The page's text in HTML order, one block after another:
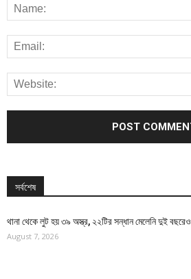
সর্বশেষ
থানা থেকে লুট হয় ৩৯ অস্ত্র, ২২টির সন্ধান মেলেনি দুই বছরেও
August 7, 2026